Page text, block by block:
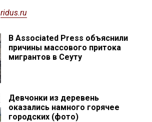
ridus.ru
В Associated Press объяснили
причины массового притока
мигрантов в Сеуту
Девчонки из деревень
оказались намного горячее
городских (фото)